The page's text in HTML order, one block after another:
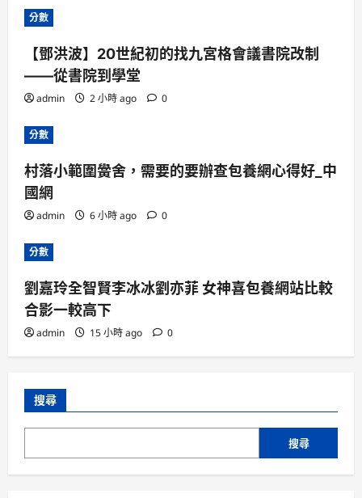
分數
【鄧洪波】20世紀初的找九宮格會議書院改制
——從書院到學堂
admin 2 小時 ago 0
分數
村落小範圍黌舍，需要的要辦查包養網心得好_中
國網
admin 6 小時 ago 0
分數
劉嘉玲全智賢李冰冰劉亦菲 女神喜包養網站比較
合影一較高下
admin 15 小時 ago 0
搜尋
搜尋